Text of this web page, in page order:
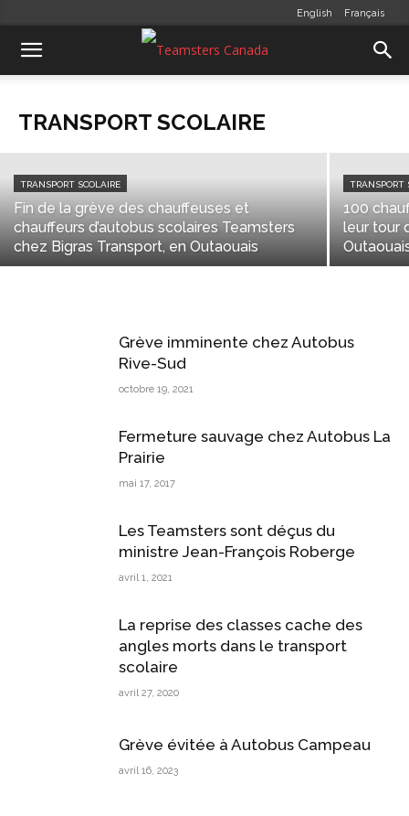
English Français
TRANSPORT SCOLAIRE
Une commission scolaire de
l’Outaouais dit non aux parois de
Stéphanie Meunier - mai 8, 2020
TRANSPORT SCOLAIRE
Fin de la grève des chauffeuses et
chauffeurs d’autobus scolaires Teamsters
chez Bigras Transport, en Outaouais
TRANSPORT
100
leur tour
Grève imminente chez Autobus
Rive-Sud
octobre 19, 2021
Fermeture sauvage chez Autobus La
Prairie
mai 17, 2017
Les Teamsters sont déçus du
ministre Jean-François Roberge
avril 1, 2021
La reprise des classes cache des
angles morts dans le transport
scolaire
avril 27, 2020
Grève évitée à Autobus Campeau
avril 16, 2023